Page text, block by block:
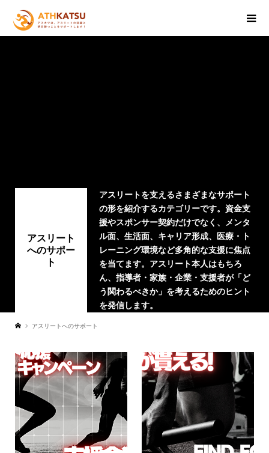
アスリート
へのサポー
ト
アスリートを支えるさまざまなサポート
の形を紹介するカテゴリーです。資金支
援やスポンサー契約だけでなく、メンタ
ル面、生活面、キャリア形成、医療・ト
レーニング環境など多角的な支援に焦点
を当てます。アスリート本人はもちろ
ん、指導者・家族・企業・支援者が「ど
う関わるべきか」を考えるためのヒント
を発信します。
アスリートへのサポート